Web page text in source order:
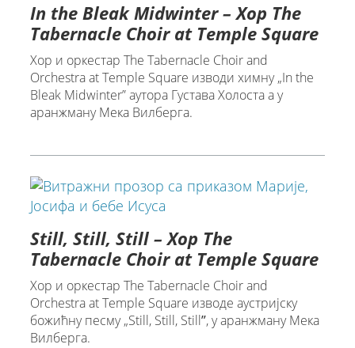
In the Bleak Midwinter – Хор The
Tabernacle Choir at Temple Square
Хор и оркестар The Tabernacle Choir and
Orchestra at Temple Square изводи химну „In the
Bleak Midwinter” аутора Густава Холоста а у
аранжману Мека Вилберга.
Still, Still, Still – Хор The
Tabernacle Choir at Temple Square
Хор и оркестар The Tabernacle Choir and
Orchestra at Temple Square изводе аустријску
божићну песму „Still, Still, Stillˮ, у аранжману Мека
Вилберга.